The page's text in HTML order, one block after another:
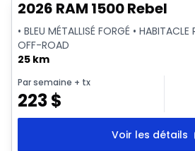
2026 RAM 1500 Rebel
• BLEU MÉTALLISÉ FORGÉ •
OFF-ROAD
25 km
Par semaine + tx
223$
Voir les détails